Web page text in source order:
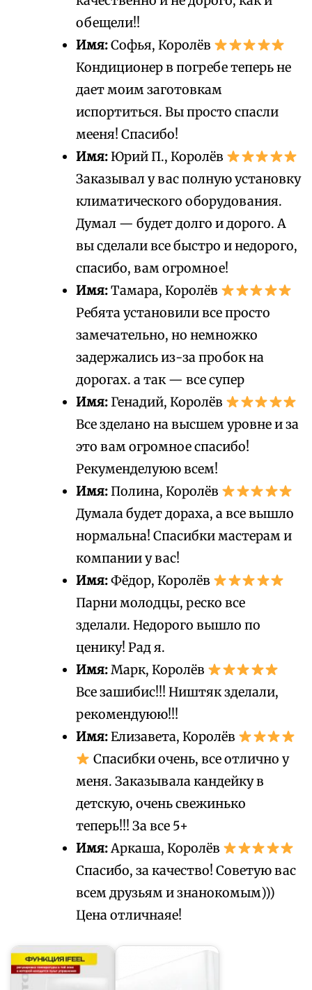
обещели!!
Имя:Софья, Королёв
Кондиционер в погребе теперь не
дает моим заготовкам
испортиться. Вы просто спасли
мееня! Спасибо!
Имя:Юрий П., Королёв
Заказывал у вас полную установку
климатического оборудования.
Думал — будет долго и дорого. А
вы сделали все быстро и недорого,
спасибо, вам огромное!
Имя:Тамара, Королёв
Ребята установили все просто
замечательно, но немножко
задержались из-за пробок на
дорогах. а так — все супер
Имя:Генадий, Королёв
Все зделано на высшем уровне и за
это вам огромное спасибо!
Рекуменделуюю всем!
Имя:Полина, Королёв
Думала будет дораха, а все вышло
нормальна! Спасибки мастерам и
компании у вас!
Имя:Фёдор, Королёв
Парни молодцы, реско все
зделали. Недорого вышло по
ценику! Рад я.
Имя:Марк, Королёв
Все зашибис!!! Ништяк зделали,
рекомендуюю!!!
Имя:Елизавета, Королёв
Спасибки очень, все отлично у
меня. Заказывала кандейку в
детскую, очень свежинько
теперь!!! За все 5+
Имя:Аркаша, Королёв
Спасибо, за качество! Советую вас
всем друзьям и знанокомым)))
Цена отличнаяе!